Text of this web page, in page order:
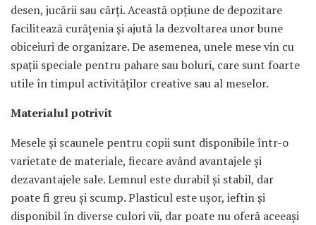
desen, jucării sau cărți. Această opțiune de depozitare
facilitează curățenia și ajută la dezvoltarea unor bune
obiceiuri de organizare. De asemenea, unele mese vin cu
spații speciale pentru pahare sau boluri, care sunt foarte
utile în timpul activităților creative sau al meselor.
Materialul potrivit
Mesele și scaunele pentru copii sunt disponibile într-o
varietate de materiale, fiecare având avantajele și
dezavantajele sale. Lemnul este durabil și stabil, dar
poate fi greu și scump. Plasticul este ușor, ieftin și
disponibil în diverse culori vii, dar poate nu oferă aceeași